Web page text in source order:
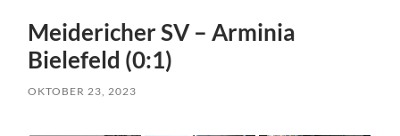
Meidericher SV – Arminia
Bielefeld (0:1)
OKTOBER 23, 2023